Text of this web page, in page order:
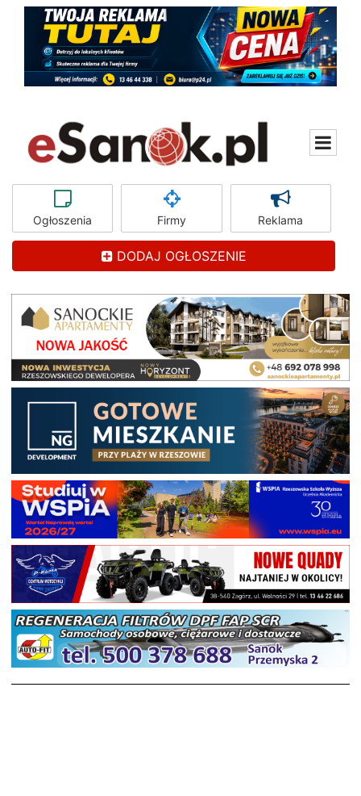
Ogłoszenia Firmy Reklama
DODAJ OGŁOSZENIE